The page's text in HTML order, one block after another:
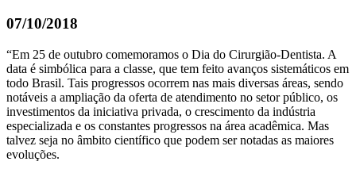
07/10/2018
“Em 25 de outubro comemoramos o Dia do Cirurgião-Dentista. A
data é simbólica para a classe, que tem feito avanços sistemáticos em
todo Brasil. Tais progressos ocorrem nas mais diversas áreas, sendo
notáveis a ampliação da oferta de atendimento no setor público, os
investimentos da iniciativa privada, o crescimento da indústria
especializada e os constantes progressos na área acadêmica. Mas
talvez seja no âmbito científico que podem ser notadas as maiores
evoluções.